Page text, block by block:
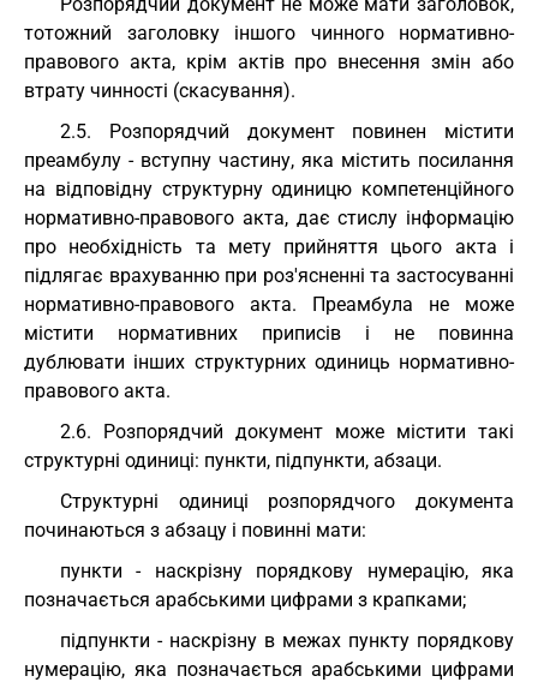
тотожний заголовку іншого чинного нормативно-
правового акта, крім актів про внесення змін або
втрату чинності (скасування).
2.5. Розпорядчий документ повинен містити
преамбулу - вступну частину, яка містить посилання
на відповідну структурну одиницю компетенційного
нормативно-правового акта, дає стислу інформацію
про необхідність та мету прийняття цього акта і
підлягає врахуванню при роз'ясненні та застосуванні
нормативно-правового акта. Преамбула не може
містити нормативних приписів і не повинна
дублювати інших структурних одиниць нормативно-
правового акта.
2.6. Розпорядчий документ може містити такі
структурні одиниці: пункти, підпункти, абзаци.
Структурні одиниці розпорядчого документа
починаються з абзацу і повинні мати:
пункти - наскрізну порядкову нумерацію, яка
позначається арабськими цифрами з крапками;
підпункти - наскрізну в межах пункту порядкову
нумерацію, яка позначається арабськими цифрами